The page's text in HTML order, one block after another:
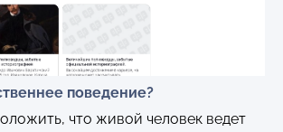
поведение?
что живой человек ведет